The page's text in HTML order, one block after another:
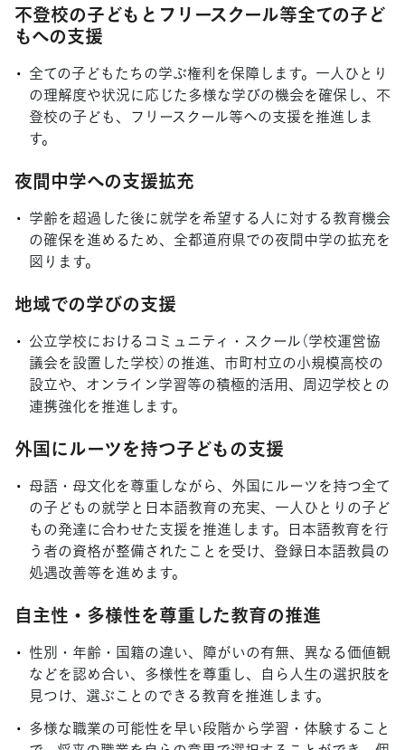
不登校の子どもとフリースクール等全ての子ど
もへの支援
全ての子どもたちの学ぶ権利を保障します。一人ひとり
の理解度や状況に応じた多様な学びの機会を確保し、不
登校の子ども、フリースクール等への支援を推進しま
す。
夜間中学への支援拡充
学齢を超過した後に就学を希望する人に対する教育機会
の確保を進めるため、全都道府県での夜間中学の拡充を
図ります。
地域での学びの支援
公立学校におけるコミュニティ・スクール（学校運営協
議会を設置した学校）の推進、市町村立の小規模高校の
設立や、オンライン学習等の積極的活用、周辺学校との
連携強化を推進します。
外国にルーツを持つ子どもの支援
母語・母文化を尊重しながら、外国にルーツを持つ全て
の子どもの就学と日本語教育の充実、一人ひとりの子ど
もの発達に合わせた支援を推進します。日本語教育を行
う者の資格が整備されたことを受け、登録日本語教員の
処遇改善等を進めます。
自主性・多様性を尊重した教育の推進
性別・年齢・国籍の違い、障がいの有無、異なる価値観
などを認め合い、多様性を尊重し、自ら人生の選択肢を
見つけ、選ぶことのできる教育を推進します。
多様な職業の可能性を早い段階から学習・体験すること